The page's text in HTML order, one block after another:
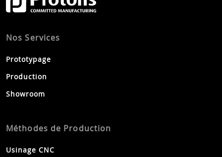
Nos Services
Prototypage
Production
Showroom
Méthodes de Production
Usinage CNC